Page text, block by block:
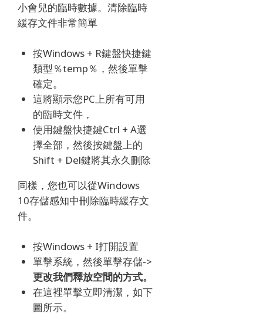
小會兒的臨時數據。 清除臨時
緩存文件非常簡單
按Windows + R鍵盤快捷鍵
類型％temp％，然後單擊
確定。
這將顯示您PC上所有可用
的臨時文件，
使用鍵盤快捷鍵Ctrl + A選
擇全部，然後按鍵盤上的
Shift + Del鍵將其永久刪除
同樣，您也可以從Windows
10存儲感知中刪除臨時緩存文
件。
按Windows + I打開設置
單擊系統，然後單擊存儲->
更改我們釋放空間的方式。
在這裡單擊立即清潔，如下
圖所示。